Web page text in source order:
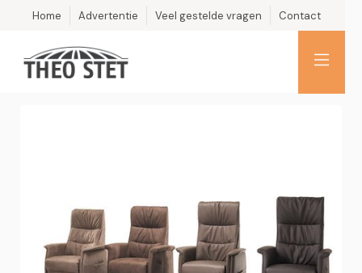
Home Advertentie Veel gestelde vragen Contact